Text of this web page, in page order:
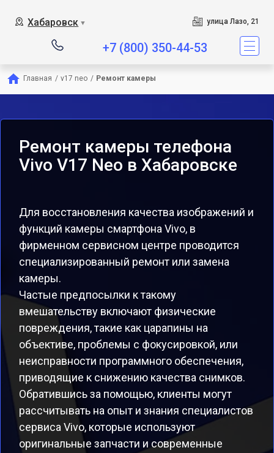
Хабаровск ▼ улица Лазо, 21
+7 (800) 350-44-53
Главная / v17 neo / Ремонт камеры
Ремонт камеры телефона
Vivo V17 Neo в Хабаровске
Для восстановления качества изображений и
функций камеры смартфона Vivo, в
фирменном сервисном центре проводится
специализированный ремонт или замена
камеры.
Частые предпосылки к такому
вмешательству включают физические
повреждения, такие как царапины на
объективе, проблемы с фокусировкой, или
неисправности программного обеспечения,
приводящие к снижению качества снимков.
Обратившись за помощью, клиенты могут
рассчитывать на опыт и знания специалистов
сервиса Vivo, которые используют
оригинальные запчасти и современные